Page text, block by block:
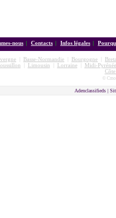
nous | Contacts | Infos légales |
Basse-Normandie Bourgogne
Limousin Lorraine|
Midi-
©
Adenclassifieds |